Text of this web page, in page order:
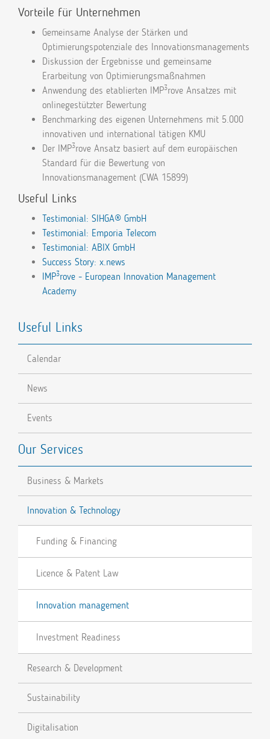
Vorteile für Unternehmen
Gemeinsame Analyse der Stärken und
Optimierungspotenziale des Innovationsmanagements
Diskussion der Ergebnisse und gemeinsame
Erarbeitung von Optimierungsmaßnahmen
Anwendung des etablierten IMP3rove Ansatzes mit
onlinegestützter Bewertung
Benchmarking des eigenen Unternehmens mit 5.000
innovativen und international tätigen KMU
Der IMP3rove Ansatz basiert auf dem europäischen
Standard für die Bewertung von
Innovationsmanagement (CWA 15899)
Useful Links
Testimonial: SIHGA® GmbH
Testimonial: Emporia Telecom
Testimonial: ABIX GmbH
Success Story: x.news
IMP3rove - European Innovation Management
Academy
Useful Links
Calendar
News
Events
Our Services
Business & Markets
Innovation & Technology
Funding & Financing
Licence & Patent Law
Innovation management
Investment Readiness
Research & Development
Sustainability
Digitalisation